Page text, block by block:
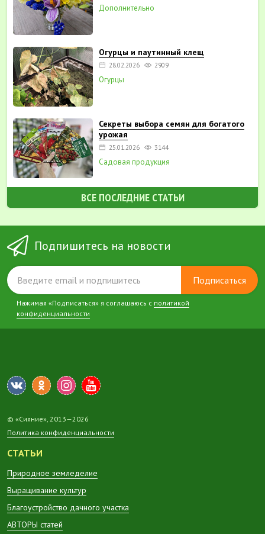
Дополнительно
Огурцы и паутинный клещ
28.02.2026 2909
Огурцы
Секреты выбора семян для богатого
урожая
25.01.2026 3144
Садовая продукция
ВСЕ ПОСЛЕДНИЕ СТАТЬИ
Подпишитесь на новости
Подписаться
Нажимая «Подписаться» я соглашаюсь с политикой
конфиденциальности
© «Сияние», 2013—2026
Политика конфиденциальности
СТАТЬИ
Природное земледелие
Выращивание культур
Благоустройство дачного участка
АВТОРЫ статей